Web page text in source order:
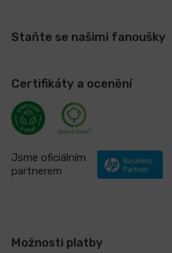
Staňte se našimi fanoušky
Certifikáty a ocenění
Jsme oficiálním
partnerem
Možnosti platby